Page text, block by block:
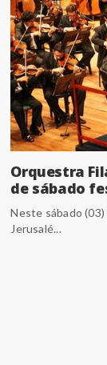
Orquestra
de sábado
Neste sábado
Jerusalé...